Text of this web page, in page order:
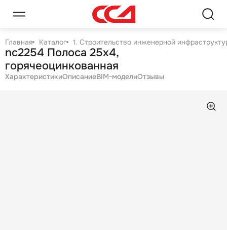
Главная Каталог 1. Строительство инженерной
nc2254 Полоса 25х4,
горячеоцинкованная
ХарактеристикиОписаниеBIM-моделиОтзывы